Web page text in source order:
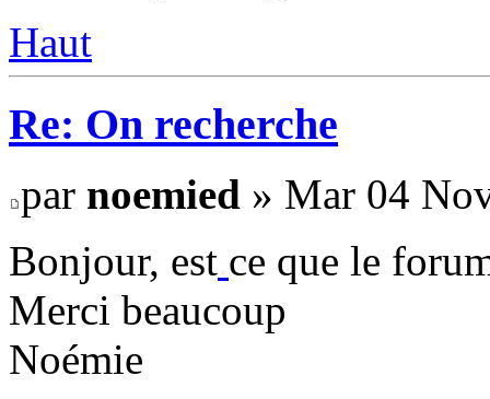
Haut
Re: On recherche
par noemied » Mar 04
Bonjour, est.ce que le
Merci beaucoup
Noémie